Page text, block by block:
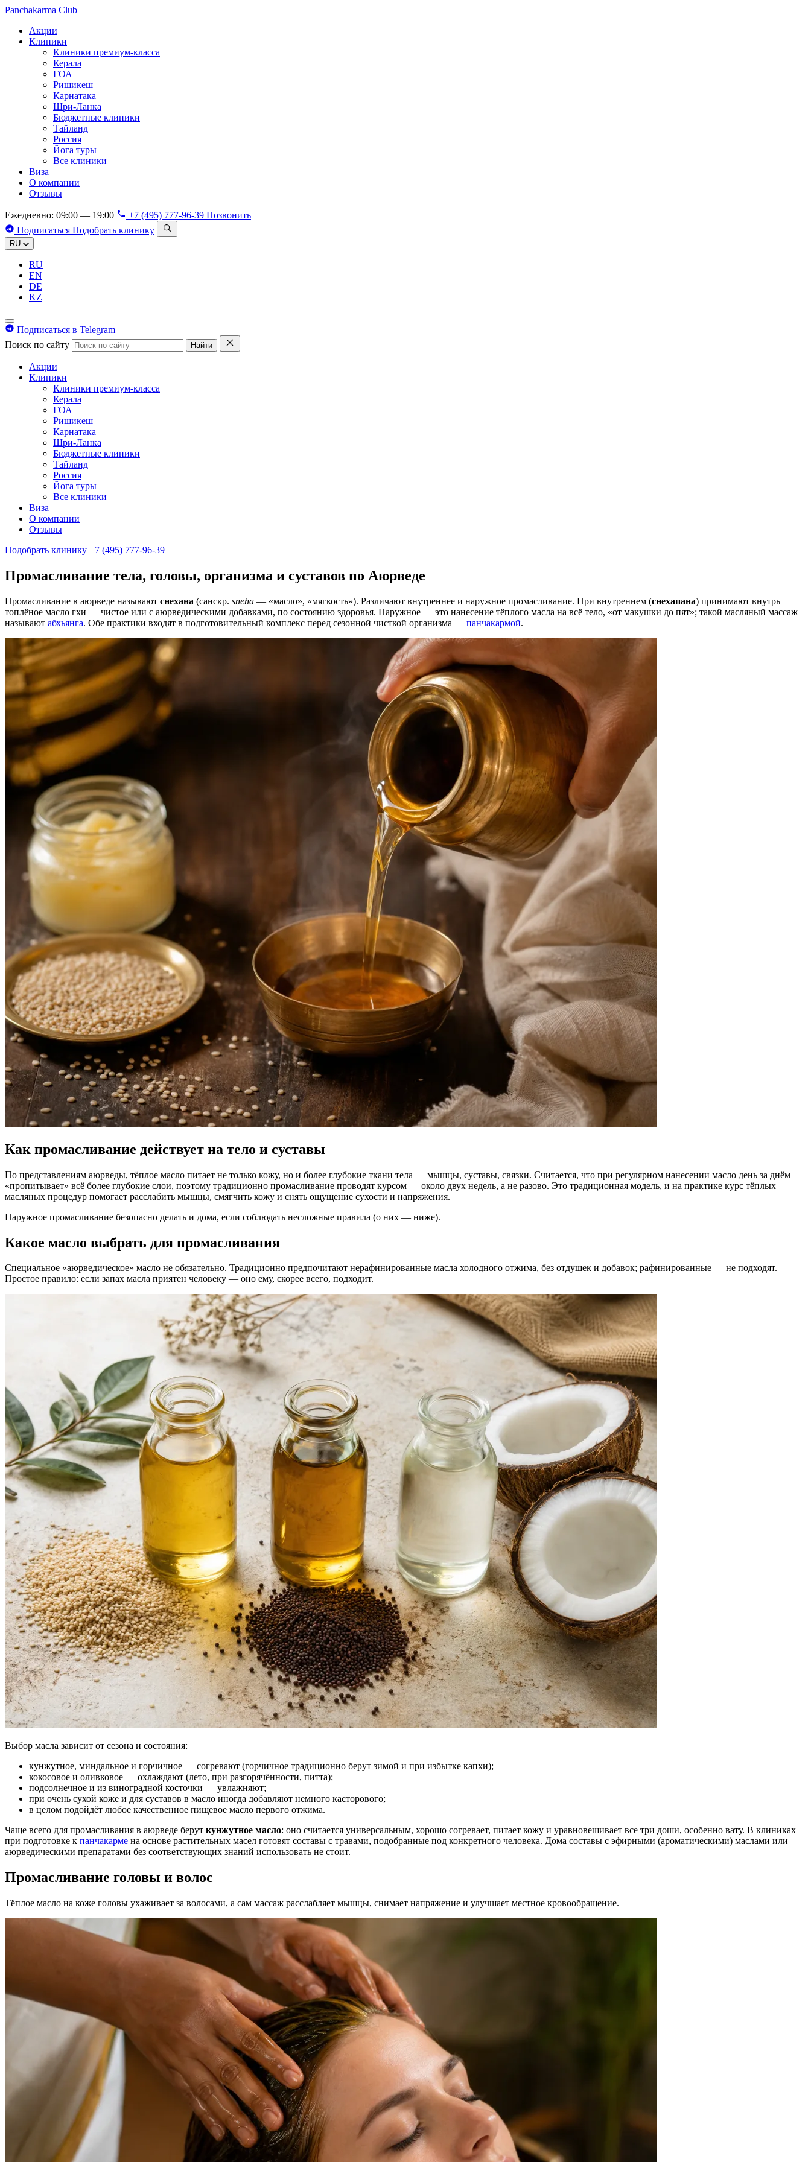
Panchakarma Club
Акции
Клиники
Клиники премиум-класса
Керала
ГОА
Ришикеш
Карнатака
Шри-Ланка
Бюджетные клиники
Тайланд
Россия
Йога туры
Все клиники
Виза
О компании
Отзывы
Ежедневно: 09:00 — 19:00 +7 (495) 777-96-39 Позвонить
Подписаться Подобрать клинику
RU
RU
EN
DE
KZ
Подписаться в Telegram
Поиск по сайту
Найти
Акции
Клиники
Клиники премиум-класса
Керала
ГОА
Ришикеш
Карнатака
Шри-Ланка
Бюджетные клиники
Тайланд
Россия
Йога туры
Все клиники
Виза
О компании
Отзывы
Подобрать клинику +7 (495) 777-96-39
Промасливание тела, головы, организма и суставов по Аюрведе
Промасливание в аюрведе называют снехана (санскр. sneha — «масло», «мягкость»). Различают внутреннее и наружное промасливание. При внутреннем (снехапана) принимают внутрь
топлёное масло гхи — чистое или с аюрведическими добавками, по состоянию здоровья. Наружное — это нанесение тёплого масла на всё тело, «от макушки до пят»; такой масляный массаж
называют абхьянга. Обе практики входят в подготовительный комплекс перед сезонной чисткой организма — панчакармой.
Как промасливание действует на тело и суставы
По представлениям аюрведы, тёплое масло питает не только кожу, но и более глубокие ткани тела — мышцы, суставы, связки. Считается, что при регулярном нанесении масло день за днём
«пропитывает» всё более глубокие слои, поэтому традиционно промасливание проводят курсом — около двух недель, а не разово. Это традиционная модель, и на практике курс тёплых
масляных процедур помогает расслабить мышцы, смягчить кожу и снять ощущение сухости и напряжения.
Наружное промасливание безопасно делать и дома, если соблюдать несложные правила (о них — ниже).
Какое масло выбрать для промасливания
Специальное «аюрведическое» масло не обязательно. Традиционно предпочитают нерафинированные масла холодного отжима, без отдушек и добавок; рафинированные — не подходят.
Простое правило: если запах масла приятен человеку — оно ему, скорее всего, подходит.
Выбор масла зависит от сезона и состояния:
кунжутное, миндальное и горчичное — согревают (горчичное традиционно берут зимой и при избытке капхи);
кокосовое и оливковое — охлаждают (лето, при разгорячённости, питта);
подсолнечное и из виноградной косточки — увлажняют;
при очень сухой коже и для суставов в масло иногда добавляют немного касторового;
в целом подойдёт любое качественное пищевое масло первого отжима.
Чаще всего для промасливания в аюрведе берут кунжутное масло: оно считается универсальным, хорошо согревает, питает кожу и уравновешивает все три доши, особенно вату. В клиниках
при подготовке к панчакарме на основе растительных масел готовят составы с травами, подобранные под конкретного человека. Дома составы с эфирными (ароматическими) маслами или
аюрведическими препаратами без соответствующих знаний использовать не стоит.
Промасливание головы и волос
Тёплое масло на коже головы ухаживает за волосами, а сам массаж расслабляет мышцы, снимает напряжение и улучшает местное кровообращение.